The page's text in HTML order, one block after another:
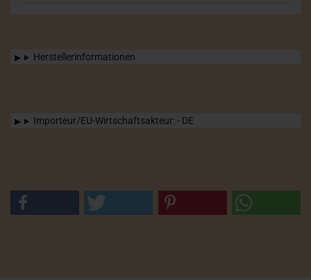
Herstellerinformationen
Importeur/EU-Wirtschaftsakteur: - DE